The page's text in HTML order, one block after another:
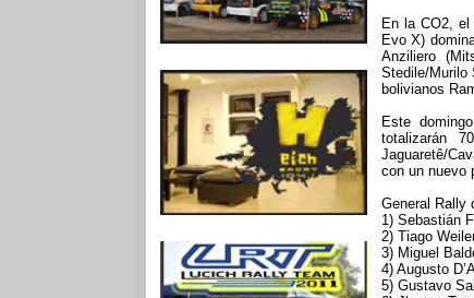
En la CO2,
Evo X)
Anziliero
Stedile/Murilo
bolivianos
Este
totalizarán
Jaguaretê/
con un nuevo
General Rally
1) Sebastián
2) Tiago
3) Miguel
4) Augusto
5) Gustavo